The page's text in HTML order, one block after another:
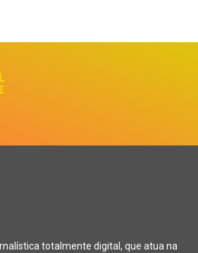
totalmente digital, que atua na